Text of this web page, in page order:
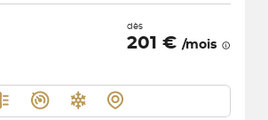
dès
201 € /mois